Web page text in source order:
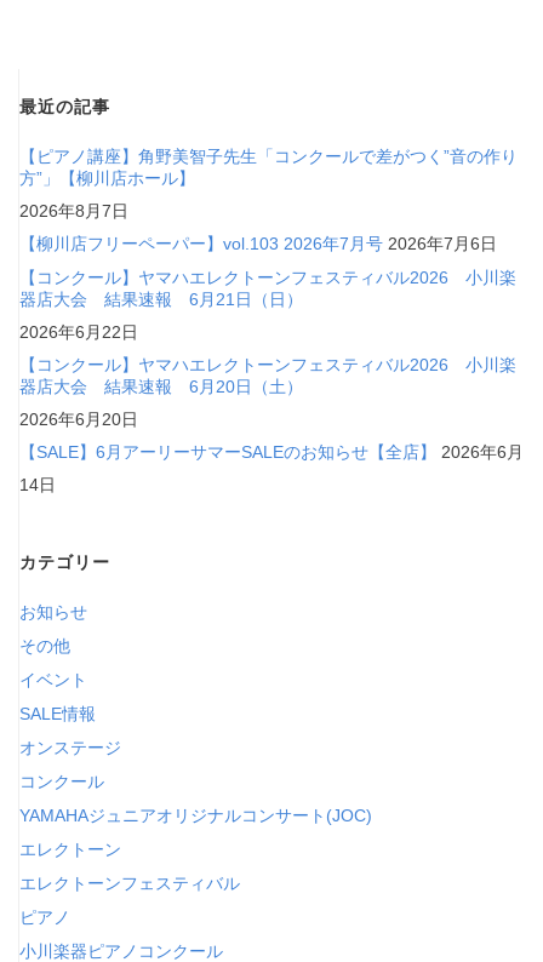
最近の記事
【ピアノ講座】角野美智子先生「コンクールで差がつく”音の作り
方”」【柳川店ホール】
2026年8月7日
【柳川店フリーペーパー】vol.103 2026年7月号 2026年7月6日
【コンクール】ヤマハエレクトーンフェスティバル2026 小川楽
器店大会 結果速報 6月21日（日）
2026年6月22日
【コンクール】ヤマハエレクトーンフェスティバル2026 小川楽
器店大会 結果速報 6月20日（土）
2026年6月20日
【SALE】6月アーリーサマーSALEのお知らせ【全店】
2026年6月
14日
カテゴリー
お知らせ
その他
イベント
SALE情報
オンステージ
コンクール
YAMAHAジュニアオリジナルコンサート(JOC)
エレクトーン
エレクトーンフェスティバル
ピアノ
小川楽器ピアノコンクール